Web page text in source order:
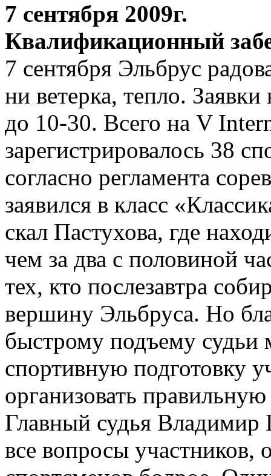
7 сентября 2009г.
Квалификационный
7 сентября Эльбрус
ни ветерка, тепло.
до 10-30. Всего на V
зарегистрировалось 38
согласно регламента
заявился в класс
скал Пастухова, где
чем за два с половиной
тех, кто послезавтра
вершину Эльбруса. Но
быстрому подъему судьи
спортивную подготовку
организовать
Главный судья
все вопросы